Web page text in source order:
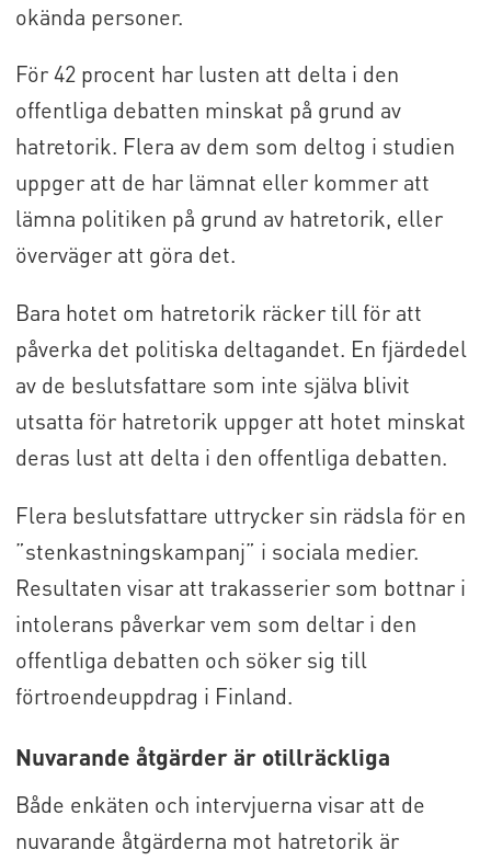
okända personer.
För 42 procent har lusten att delta i den
offentliga debatten minskat på grund av
hatretorik. Flera av dem som deltog i studien
uppger att de har lämnat eller kommer att
lämna politiken på grund av hatretorik, eller
överväger att göra det.
Bara hotet om hatretorik räcker till för att
påverka det politiska deltagandet. En fjärdedel
av de beslutsfattare som inte själva blivit
utsatta för hatretorik uppger att hotet minskat
deras lust att delta i den offentliga debatten.
Flera beslutsfattare uttrycker sin rädsla för en
”stenkastningskampanj” i sociala medier.
Resultaten visar att trakasserier som bottnar i
intolerans påverkar vem som deltar i den
offentliga debatten och söker sig till
förtroendeuppdrag i Finland.
Nuvarande åtgärder är otillräckliga
Både enkäten och intervjuerna visar att de
nuvarande åtgärderna mot hatretorik är